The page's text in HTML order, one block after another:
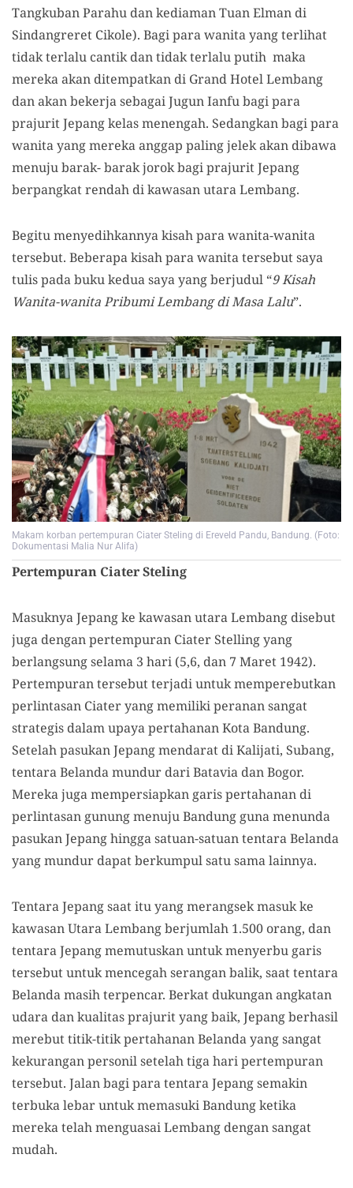
Tangkuban Parahu dan kediaman Tuan Elman di
Sindangreret Cikole). Bagi para wanita yang terlihat
tidak terlalu cantik dan tidak terlalu putih maka
mereka akan ditempatkan di Grand Hotel Lembang
dan akan bekerja sebagai Jugun Ianfu bagi para
prajurit Jepang kelas menengah. Sedangkan bagi para
wanita yang mereka anggap paling jelek akan dibawa
menuju barak- barak jorok bagi prajurit Jepang
berpangkat rendah di kawasan utara Lembang.
Begitu menyedihkannya kisah para wanita-wanita
tersebut. Beberapa kisah para wanita tersebut saya
tulis pada buku kedua saya yang berjudul “9 Kisah
Wanita-wanita Pribumi Lembang di Masa Lalu”.
Makam korban pertempuran Ciater Steling di Ereveld Pandu, Bandung. (Foto:
Dokumentasi Malia Nur Alifa)
Pertempuran Ciater Steling
Masuknya Jepang ke kawasan utara Lembang disebut
juga dengan pertempuran Ciater Stelling yang
berlangsung selama 3 hari (5,6, dan 7 Maret 1942).
Pertempuran tersebut terjadi untuk memperebutkan
perlintasan Ciater yang memiliki peranan sangat
strategis dalam upaya pertahanan Kota Bandung.
Setelah pasukan Jepang mendarat di Kalijati, Subang,
tentara Belanda mundur dari Batavia dan Bogor.
Mereka juga mempersiapkan garis pertahanan di
perlintasan gunung menuju Bandung guna menunda
pasukan Jepang hingga satuan-satuan tentara Belanda
yang mundur dapat berkumpul satu sama lainnya.
Tentara Jepang saat itu yang merangsek masuk ke
kawasan Utara Lembang berjumlah 1.500 orang, dan
tentara Jepang memutuskan untuk menyerbu garis
tersebut untuk mencegah serangan balik, saat tentara
Belanda masih terpencar. Berkat dukungan angkatan
udara dan kualitas prajurit yang baik, Jepang berhasil
merebut titik-titik pertahanan Belanda yang sangat
kekurangan personil setelah tiga hari pertempuran
tersebut. Jalan bagi para tentara Jepang semakin
terbuka lebar untuk memasuki Bandung ketika
mereka telah menguasai Lembang dengan sangat
mudah.